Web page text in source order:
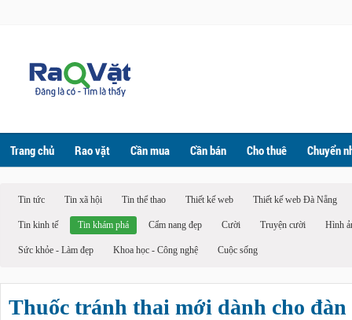
Trang chủ Rao vặt Cần mua Cần bán Cho thuê Chuyển
Tin tức Tin xã hội Tin thể thao Thiết kế web Thiết kế web Đà Nẵng
Tin kinh tế Tin khám phá Cẩm nang đẹp Cười Truyện cười Hình
Sức khỏe - Làm đẹp Khoa học - Công nghệ Cuộc sống
Thuốc tránh thai mới dành cho đàn